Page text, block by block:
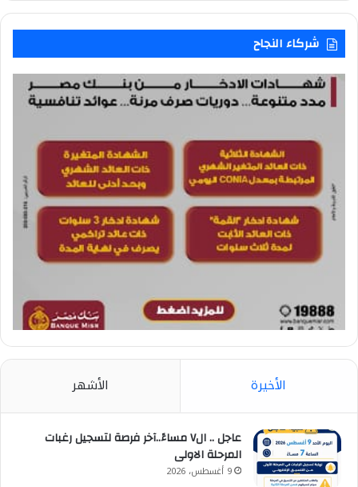
شركاء النجاح
الأخيرة الأشهر
عاجل .. ال٧ مساءً..آخر فرصة لتسجيل رغبات
المرحلة الاولى
9 أغسطس، 2026